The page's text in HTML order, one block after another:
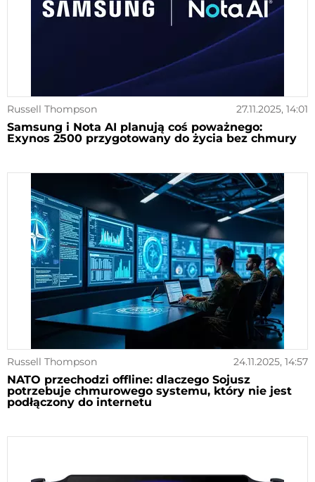
Russell Thompson 27.11.2025, 14:01
Samsung i Nota AI planują coś poważnego:
Exynos 2500 przygotowany do życia bez chmury
Russell Thompson 24.11.2025, 14:57
NATO przechodzi offline: dlaczego Sojusz
potrzebuje chmurowego systemu, który nie jest
podłączony do internetu